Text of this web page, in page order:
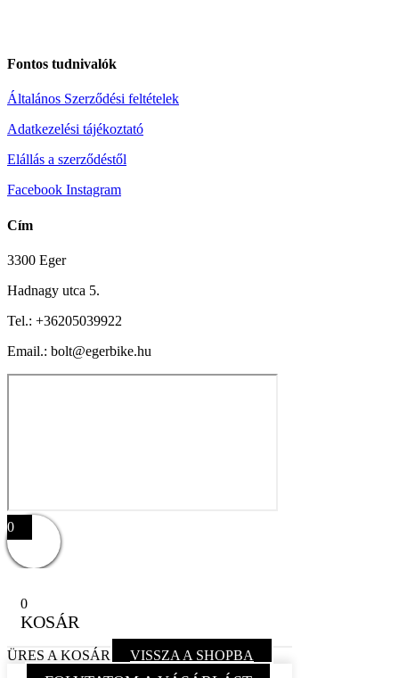
Fontos tudnivalók
Általános Szerződési feltételek
Adatkezelési tájékoztató
Elállás a szerződéstől
Facebook Instagram
Cím
3300 Eger
Hadnagy utca 5.
Tel.: +36205039922
Email.: bolt@egerbike.hu
0
0
KOSÁR
ÜRES A KOSÁR VISSZA A SHOPBA